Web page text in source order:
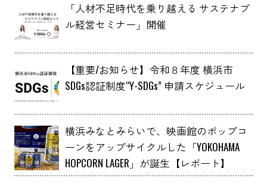
「人材不足時代を乗り越える サステナブ
ル経営セミナー」開催
【重要/お知らせ】令和８年度 横浜市
SDGs認証制度“Y-SDGs” 申請スケジュール
横浜みなとみらいで、映画館のポップコ
ーンをアップサイクルした「YOKOHAMA
HOPCORN LAGER」が誕生【レポート】